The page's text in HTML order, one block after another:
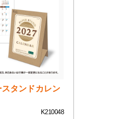
タンドカレン
K210048